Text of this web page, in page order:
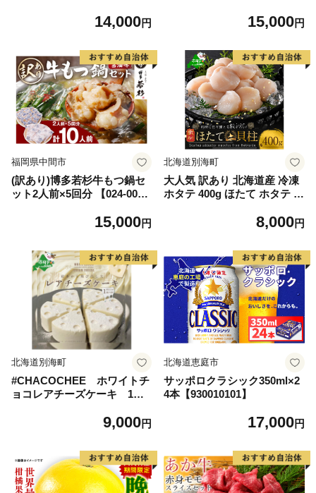
14,000円 15,000円
福岡県中間市
(訳あり)博多若杉牛もつ鍋セ
ット2人前×5回分 【024-002
15,000円
北海道別海町
大人気 訳あり 北海道産 冷凍
ホタテ 400g ほたて ホタテ 帆
8,000円
北海道別海町
#CHACOCHEE ホワイトチ
ョコレアチーズケーキ 1ホ
海町,チーズ,ちーず,チーズケ
9,000円
北海道恵庭市
サッポロクラシック350ml×2
4本【930010101】
17,000円